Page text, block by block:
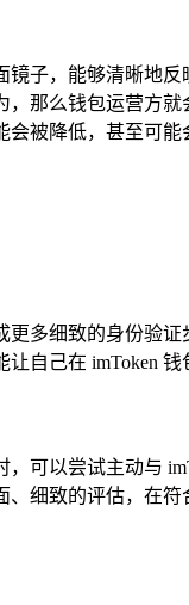
镜子，能够清晰地
那么钱包运营方
被降低，甚至可
多细致的身份验
自己在 imToken
可以尝试主动与
细致的评估，在